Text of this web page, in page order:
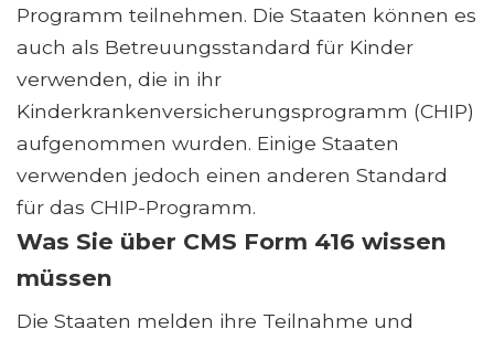
Programm teilnehmen. Die Staaten können es
auch als Betreuungsstandard für Kinder
verwenden, die in ihr
Kinderkrankenversicherungsprogramm (CHIP)
aufgenommen wurden. Einige Staaten
verwenden jedoch einen anderen Standard
für das CHIP-Programm.
Was Sie über CMS Form 416 wissen
müssen
Die Staaten melden ihre Teilnahme und